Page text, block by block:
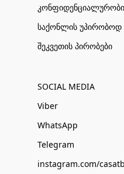
შეკვეთის პირობები
SOCIAL MEDIA
Viber
WhatsApp
Telegram
instagram.com/